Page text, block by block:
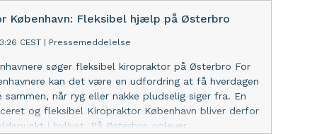
København: Fleksibel hjælp på Østerbro
CEST Pressemeddelelse
søger fleksibel kiropraktor på Østerbro For
kan det være en udfordring at få hverdagen
når ryg eller nakke pludselig siger fra. En
og fleksibel Kiropraktor København bliver derfor
i bylivet. På Østerbro oplever